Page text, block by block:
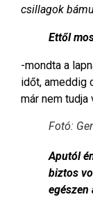
csillagok
Ettől
-mondta a
időt, ameddig
már nem tudja
Fotó:
Aputól
biztos
egészen